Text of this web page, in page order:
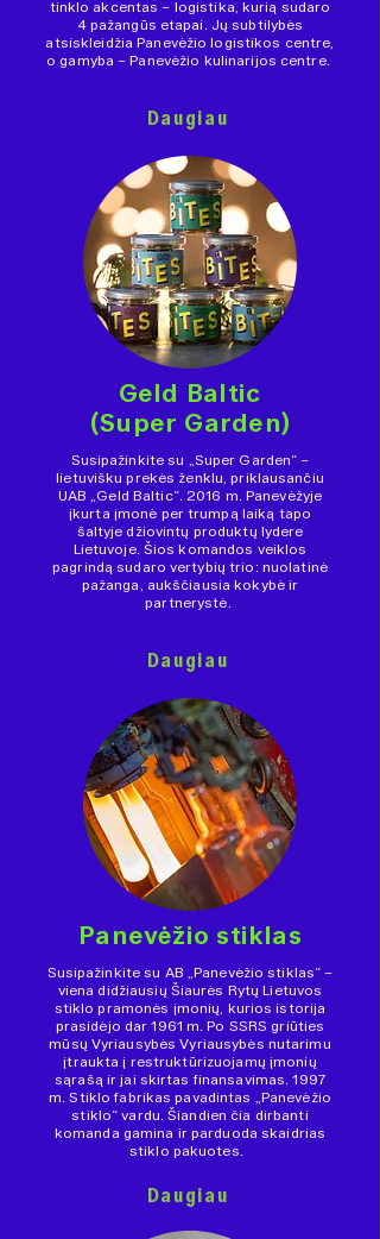
tinklo akcentas – logistika, kurią sudaro
4 pažangūs etapai. Jų subtilybės
atsiskleidžia Panevėžio logistikos centre,
o gamyba – Panevėžio kulinarijos centre.
Daugiau
Geld Baltic
(Super Garden)
Susipažinkite su „Super Garden“ –
lietuvišku prekės ženklu, priklausančiu
UAB „Geld Baltic“. 2016 m. Panevėžyje
įkurta įmonė per trumpą laiką tapo
šaltyje džiovintų produktų lydere
Lietuvoje. Šios komandos veiklos
pagrindą sudaro vertybių trio: nuolatinė
pažanga, aukščiausia kokybė ir
partnerystė.
Daugiau
Panevėžio stiklas
Susipažinkite su AB „Panevėžio stiklas“ –
viena didžiausių Šiaurės Rytų Lietuvos
stiklo pramonės įmonių, kurios istorija
prasidėjo dar 1961 m. Po SSRS griūties
mūsų Vyriausybės Vyriausybės nutarimu
įtraukta į restruktūrizuojamų įmonių
sąrašą ir jai skirtas finansavimas. 1997
m. Stiklo fabrikas pavadintas „Panevėžio
stiklo“ vardu. Šiandien čia dirbanti
komanda gamina ir parduoda skaidrias
stiklo pakuotes.
Daugiau